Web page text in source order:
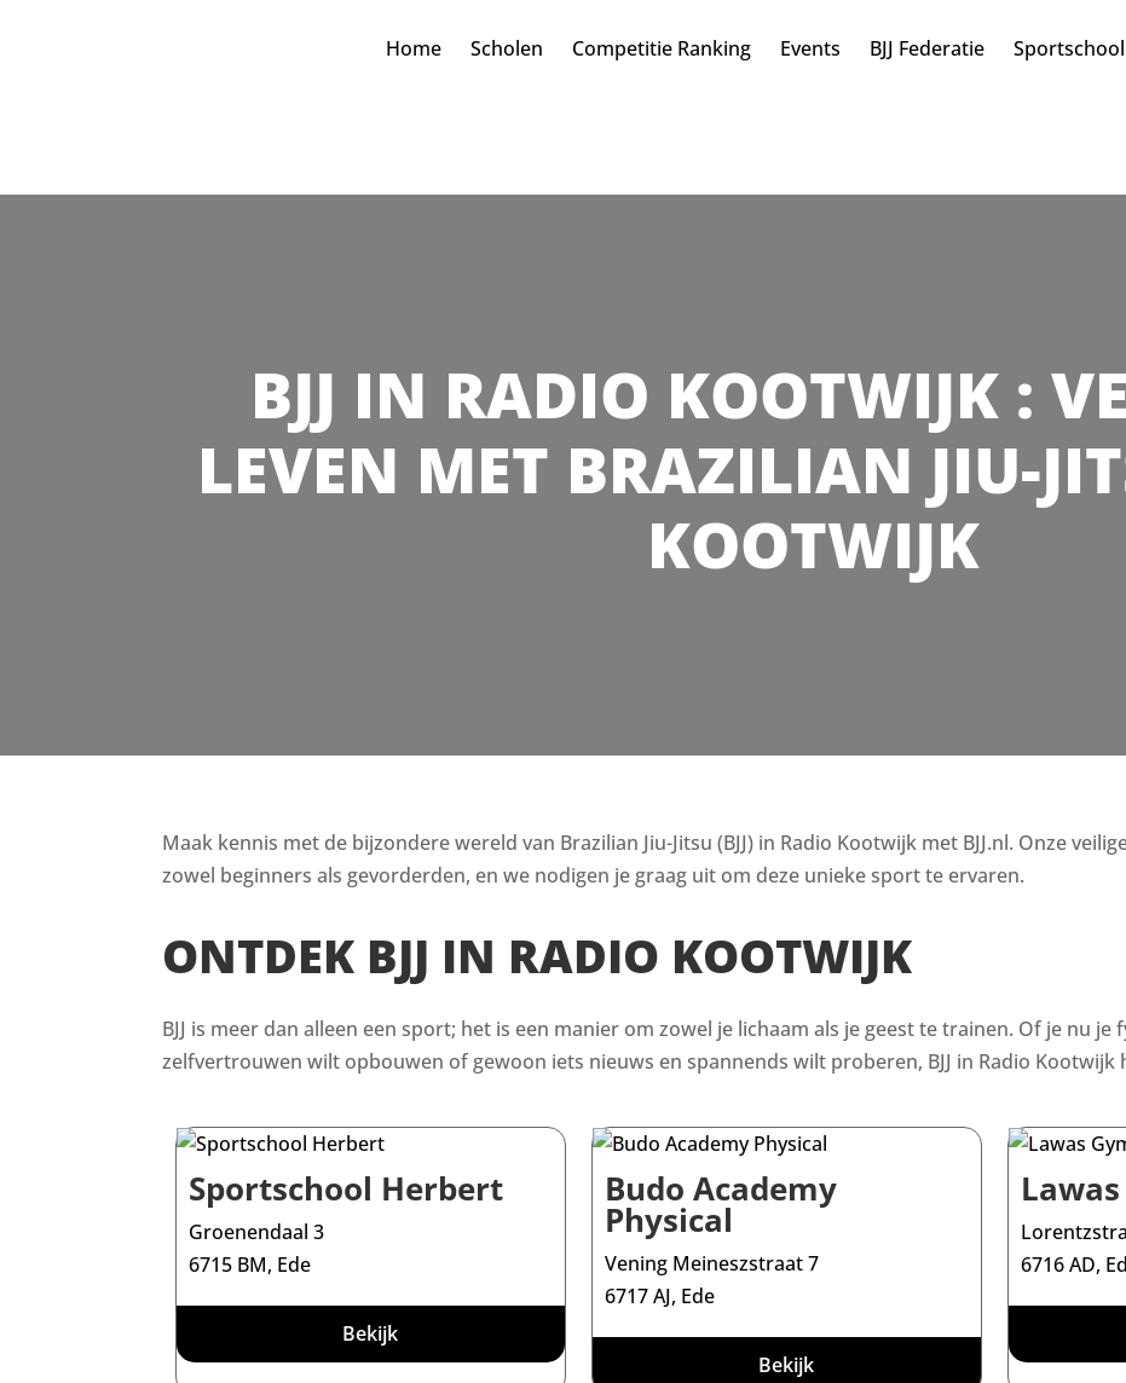
Home Scholen Competitie Ranking Events BJJ Federatie
BJJ IN RADIO KOOTWIJK :
LEVEN MET BRAZILIAN JIU-
KOOTWIJK
Maak kennis met de bijzondere wereld van Brazilian Jiu-Jitsu (BJJ) in Radio Kootwijk met BJJ.nl. Onze
zowel beginners als gevorderden, en we nodigen je graag uit om deze unieke sport te ervaren.
ONTDEK BJJ IN RADIO KOOTWIJK
BJJ is meer dan alleen een sport; het is een manier om zowel je lichaam als je geest te trainen. Of je nu
zelfvertrouwen wilt opbouwen of gewoon iets nieuws en spannends wilt proberen, BJJ in Radio
Sportschool Herbert
Groenendaal 3
6715 BM, Ede
Bekijk
Budo Academy
Physical
Vening Meineszstraat 7
6717 AJ, Ede
Bekijk
6716 AD,